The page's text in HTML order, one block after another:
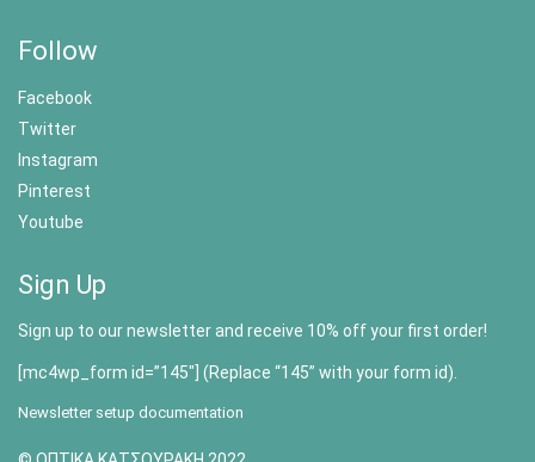
Follow
Facebook
Twitter
Instagram
Pinterest
Youtube
Sign Up
Sign up to our newsletter and receive 10% off your first order!
[mc4wp_form id=”145″] (Replace “145” with your form id).
Newsletter setup documentation